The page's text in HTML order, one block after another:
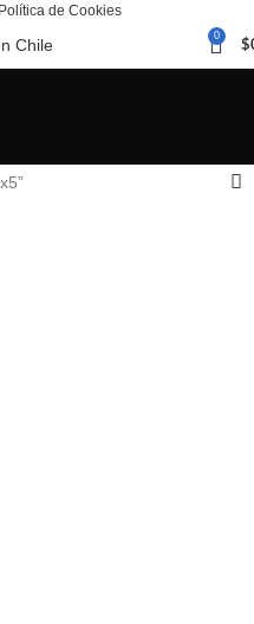
Política de Cookies
0
$